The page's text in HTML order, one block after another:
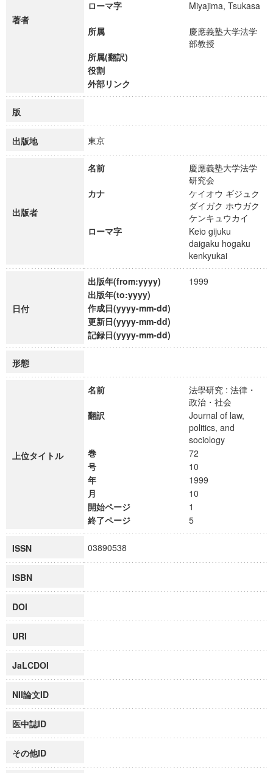
著者
ローマ字 Miyajima, Tsukasa
所属
慶應義塾大学法学
部教授
所属(翻訳)
役割
外部リンク
版
出版地 東京
出版者
名前
慶應義塾大学法学
研究会
カナ
ケイオウ ギジュク
ダイガク ホウガク
ケンキュウカイ
ローマ字
Keio gijuku
daigaku hogaku
kenkyukai
日付
出版年(from:yyyy)
1999
出版年(to:yyyy)
作成日(yyyy-mm-dd)
更新日(yyyy-mm-dd)
記録日(yyyy-mm-dd)
形態
上位タイトル
名前
法學研究 : 法律・
政治・社会
翻訳
Journal of law,
politics, and
sociology
巻
72
号
10
年
1999
月
10
開始ページ
1
終了ページ
5
ISSN 03890538
ISBN
DOI
URI
JaLCDOI
NII論文ID
医中誌ID
その他ID